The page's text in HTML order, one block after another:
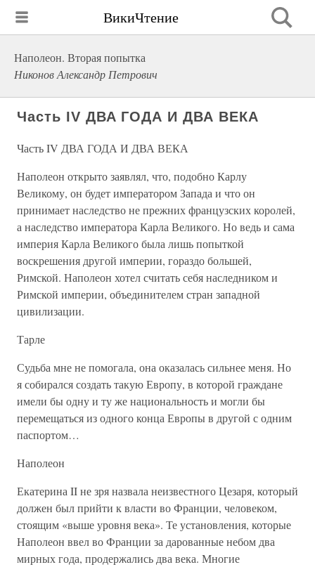
ВикиЧтение
Наполеон. Вторая попытка
Никонов Александр Петрович
Часть IV ДВА ГОДА И ДВА ВЕКА
Часть IV ДВА ГОДА И ДВА ВЕКА
Наполеон открыто заявлял, что, подобно Карлу
Великому, он будет императором Запада и что он
принимает наследство не прежних французских королей,
а наследство императора Карла Великого. Но ведь и сама
империя Карла Великого была лишь попыткой
воскрешения другой империи, гораздо большей,
Римской. Наполеон хотел считать себя наследником и
Римской империи, объединителем стран западной
цивилизации.
Тарле
Судьба мне не помогала, она оказалась сильнее меня. Но
я собирался создать такую Европу, в которой граждане
имели бы одну и ту же национальность и могли бы
перемещаться из одного конца Европы в другой с одним
паспортом…
Наполеон
Екатерина II не зря назвала неизвестного Цезаря, который
должен был прийти к власти во Франции, человеком,
стоящим «выше уровня века». Те установления, которые
Наполеон ввел во Франции за дарованные небом два
мирных года, продержались два века. Многие